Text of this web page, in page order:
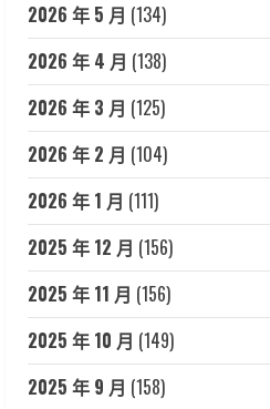
2026 年 5 月 (134)
2026 年 4 月 (138)
2026 年 3 月 (125)
2026 年 2 月 (104)
2026 年 1 月 (111)
2025 年 12 月 (156)
2025 年 11 月 (156)
2025 年 10 月 (149)
2025 年 9 月 (158)